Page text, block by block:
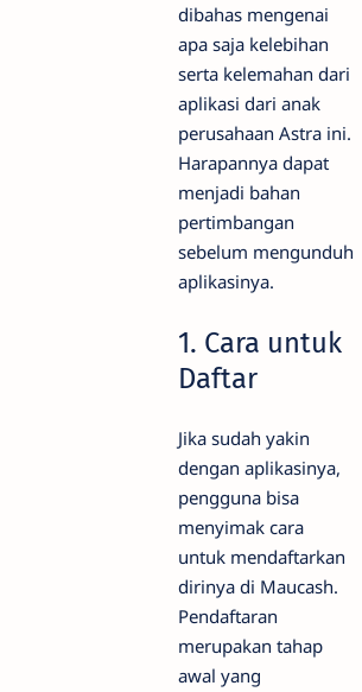
dibahas mengenai
apa saja kelebihan
serta kelemahan dari
aplikasi dari anak
perusahaan Astra ini.
Harapannya dapat
menjadi bahan
pertimbangan
sebelum mengunduh
aplikasinya.
1. Cara untuk
Daftar
Jika sudah yakin
dengan aplikasinya,
pengguna bisa
menyimak cara
untuk mendaftarkan
dirinya di Maucash.
Pendaftaran
merupakan tahap
awal yang